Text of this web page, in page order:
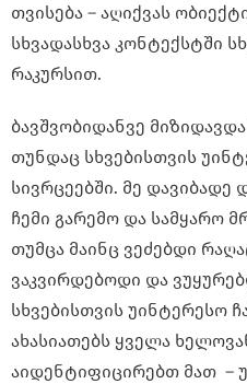
თვისება – აღიქვას
სხვადასხვა კონტექსტში
რაკურსით.
ბავშვობიდანვე
თუნდაც სხვებისთვის
სივრცეებში. მე
ჩემი გარემო და სამყარო
თუმცა მაინც ვეძებდი
ვაკვირდებოდი და
სხვებისთვის უინტერესო
ახასიათებს ყველა
აიდენტიფიცირებთ მათ –